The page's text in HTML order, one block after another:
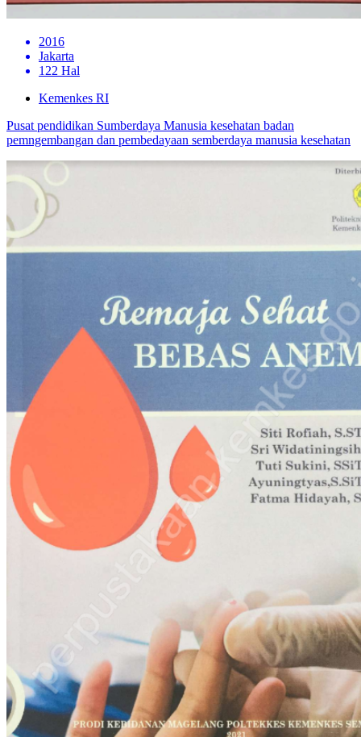
2016
Jakarta
122 Hal
Kemenkes RI
Pusat pendidikan Sumberdaya Manusia kesehatan badan
pemngembangan dan pembedayaan semberdaya manusia kesehatan